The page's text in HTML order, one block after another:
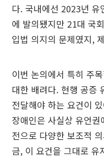
다. 국내에선 2023년 유
에 발의됐지만 21대 국
입법 의지의 문제였지,
이번 논의에서 특히 주
대한 배려다. 현행 공증
전달해야 하는 요건이
장애인은 사실상 유언
전으로 다양한 보조적
금, 이 요건을 그대로 유